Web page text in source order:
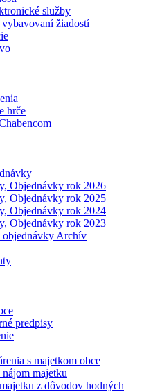
služby
žiadostí
hrče
Objednávky rok 2026
Objednávky rok 2025
Objednávky rok 2024
Objednávky rok 2023
Archív
predpisy
s majetkom obce
majetku
z dôvodov hodných